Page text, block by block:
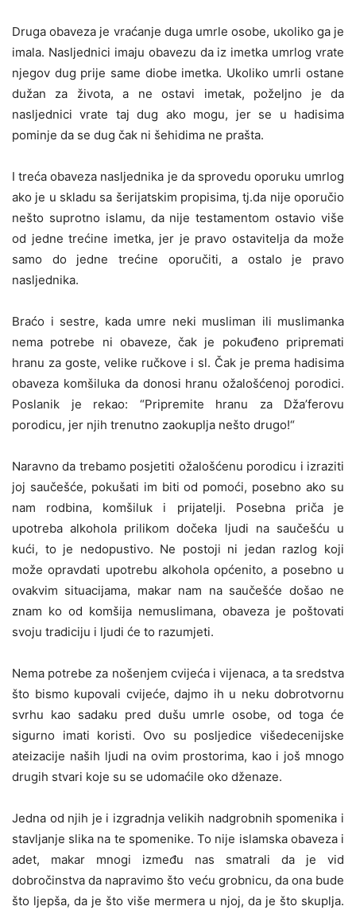
Druga obaveza je vraćanje duga umrle osobe, ukoliko ga je
imala. Nasljednici imaju obavezu da iz imetka umrlog vrate
njegov dug prije same diobe imetka. Ukoliko umrli ostane
dužan za života, a ne ostavi imetak, poželjno je da
nasljednici vrate taj dug ako mogu, jer se u hadisima
pominje da se dug čak ni šehidima ne prašta.
I treća obaveza nasljednika je da sprovedu oporuku umrlog
ako je u skladu sa šerijatskim propisima, tj.da nije oporučio
nešto suprotno islamu, da nije testamentom ostavio više
od jedne trećine imetka, jer je pravo ostavitelja da može
samo do jedne trećine oporučiti, a ostalo je pravo
nasljednika.
Braćo i sestre, kada umre neki musliman ili muslimanka
nema potrebe ni obaveze, čak je pokuđeno pripremati
hranu za goste, velike ručkove i sl. Čak je prema hadisima
obaveza komšiluka da donosi hranu ožalošćenoj porodici.
Poslanik je rekao: “Pripremite hranu za Dža’ferovu
porodicu, jer njih trenutno zaokuplja nešto drugo!“
Naravno da trebamo posjetiti ožalošćenu porodicu i izraziti
joj saučešće, pokušati im biti od pomoći, posebno ako su
nam rodbina, komšiluk i prijatelji. Posebna priča je
upotreba alkohola prilikom dočeka ljudi na saučešću u
kući, to je nedopustivo. Ne postoji ni jedan razlog koji
može opravdati upotrebu alkohola općenito, a posebno u
ovakvim situacijama, makar nam na saučešće došao ne
znam ko od komšija nemuslimana, obaveza je poštovati
svoju tradiciju i ljudi će to razumjeti.
Nema potrebe za nošenjem cvijeća i vijenaca, a ta sredstva
što bismo kupovali cvijeće, dajmo ih u neku dobrotvornu
svrhu kao sadaku pred dušu umrle osobe, od toga će
sigurno imati koristi. Ovo su posljedice višedecenijske
ateizacije naših ljudi na ovim prostorima, kao i još mnogo
drugih stvari koje su se udomaćile oko dženaze.
Jedna od njih je i izgradnja velikih nadgrobnih spomenika i
stavljanje slika na te spomenike. To nije islamska obaveza i
adet, makar mnogi između nas smatrali da je vid
dobročinstva da napravimo što veću grobnicu, da ona bude
što ljepša, da je što više mermera u njoj, da je što skuplja.